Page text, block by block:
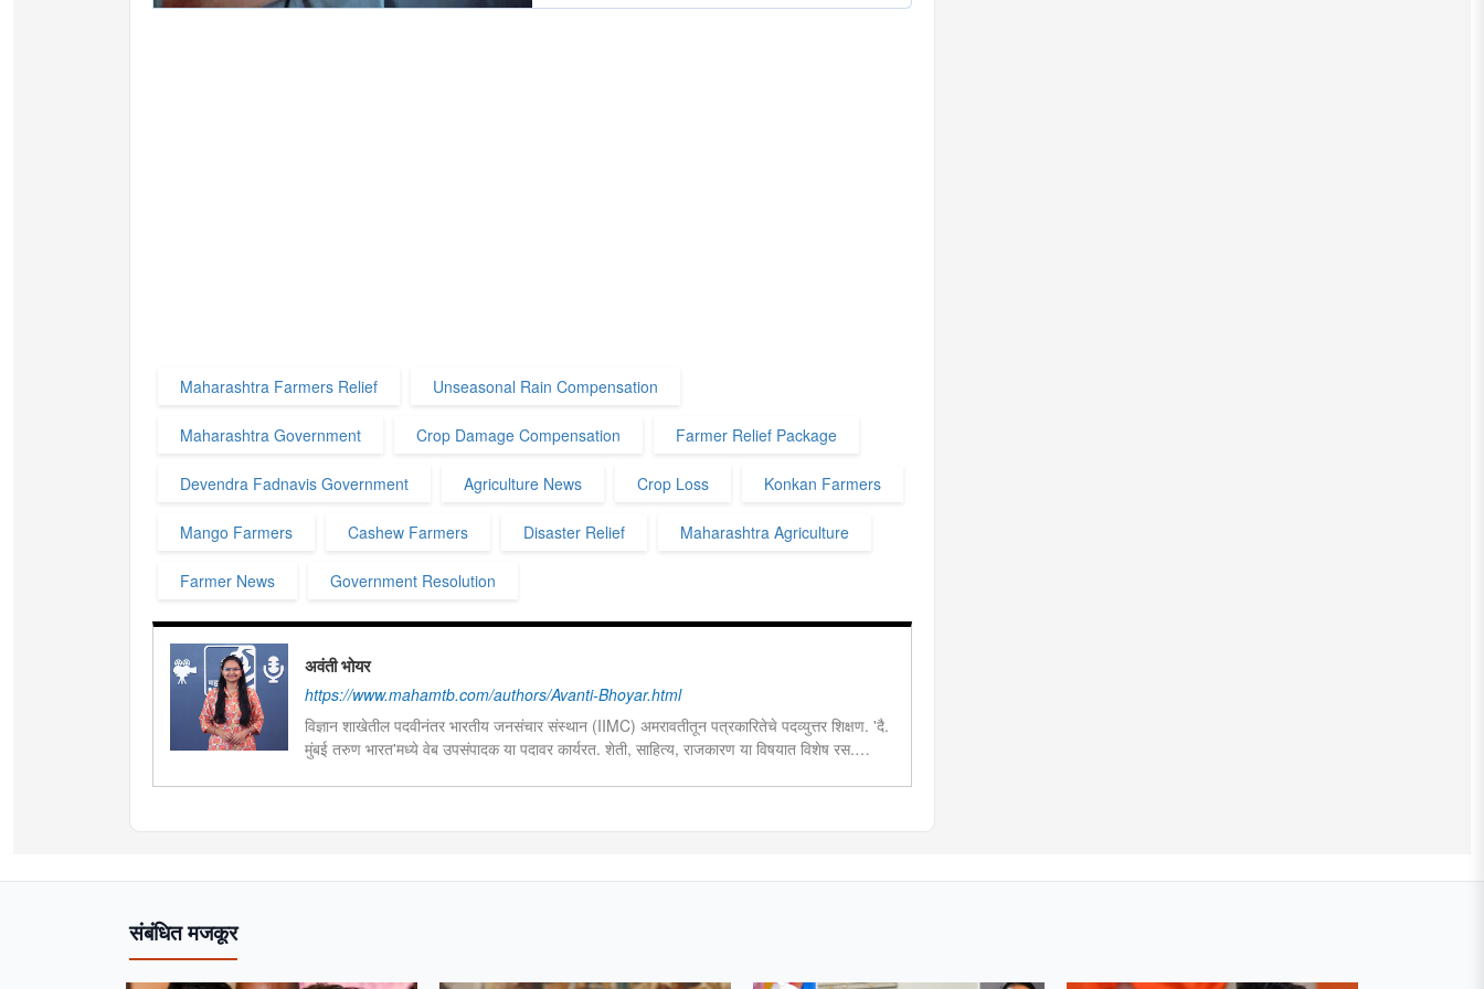
Maharashtra Farmers Relief Unseasonal Rain Compensation
Maharashtra Government Crop Damage Compensation Farmer Relief Package
Devendra Fadnavis Government Agriculture News Crop Loss Konkan Farmers
Mango Farmers Cashew Farmers Disaster Relief Maharashtra Agriculture
Farmer News Government Resolution
अवंती भोयर
https://www.mahamtb.com/authors/Avanti-Bhoyar.html
विज्ञान शाखेतील पदवीनंतर भारतीय जनसंचार संस्थान (IIMC) अमरावतीतून पत्रकारितेचे पदव्युत्तर शिक्षण. 'दै.
मुंबई तरुण भारत'मध्ये वेब उपसंपादक या पदावर कार्यरत. शेती, साहित्य, राजकारण या विषयात विशेष रस.
संबंधित मजकूर